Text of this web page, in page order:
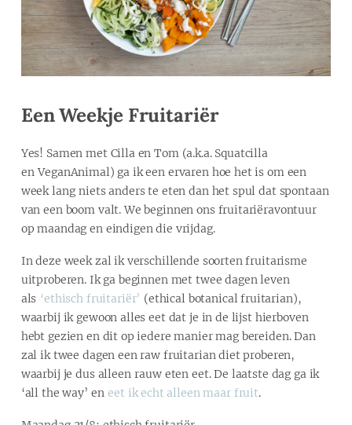
Een Weekje Fruitariër
Yes! Samen met Cilla en Tom (a.k.a. Squatcilla
en VeganAnimal) ga ik een ervaren hoe het is om een
week lang niets anders te eten dan het spul dat spontaan
van een boom valt. We beginnen ons fruitariëravontuur
op maandag en eindigen die vrijdag.
In deze week zal ik verschillende soorten fruitarisme
uitproberen. Ik ga beginnen met twee dagen leven
als ‘ethisch fruitariër’ (ethical botanical fruitarian),
waarbij ik gewoon alles eet dat je in de lijst hierboven
hebt gezien en dit op iedere manier mag bereiden. Dan
zal ik twee dagen een raw fruitarian diet proberen,
waarbij je dus alleen rauw eten eet. De laatste dag ga ik
‘all the way’ eneet ik echt alleen maar fruit.